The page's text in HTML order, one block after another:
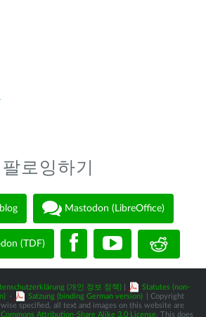
팔로잉하기
Mastodon (LibreOffice)
(TDF)
(개인 정보 정책)
Statutes (non-
- Satzung (binding German version)
| Copyright
specified, all text and images on this website are
Attribution-Share Alike 3.0 License. This does